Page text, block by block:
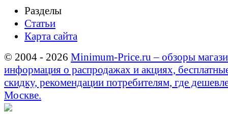
Разделы
Статьи
Карта сайта
© 2004 - 2026 Minimum-Price.ru – обзоры
информация о распродажах и акциях,
скидку, рекомендации потребителям, где
Москве.